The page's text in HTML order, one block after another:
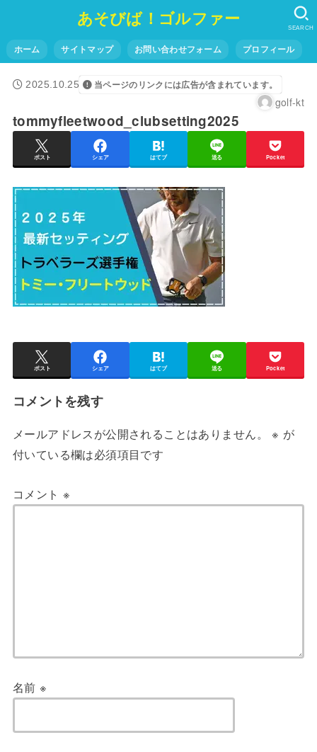
あそびば！ゴルファー
ホーム サイトマップ お問い合わせフォーム プロフィール
SEARCH
2025.10.25 当ページのリンクには広告が含まれています。
golf-kt
tommyfleetwood_clubsetting2025
ポスト シェア はてブ 送る Pocket
ポスト シェア はてブ 送る Pocket
コメントを残す
メールアドレスが公開されることはありません。 ※ が
付いている欄は必須項目です
コメント ※
名前※